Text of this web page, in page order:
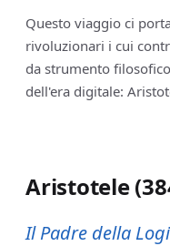
Questo viaggio ci
rivoluzionari i cui
da strumento
dell'era digitale:
Aristotele
Il Padre della